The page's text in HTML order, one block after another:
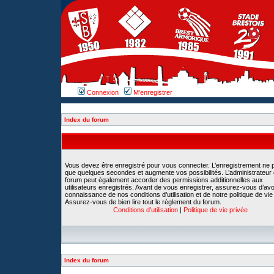
Connexion M’enregistrer
Index du forum
Vous devez être enregistré pour vous connecter. L’enregistrement ne
que quelques secondes et augmente vos possibilités. L’administrateur
forum peut également accorder des permissions additionnelles aux
utilisateurs enregistrés. Avant de vous enregistrer, assurez-vous
connaissance de nos conditions d’utilisation et de notre politique de
Assurez-vous de bien lire tout le règlement du forum.
Conditions d’utilisation | Politique de vie privée
Index du forum